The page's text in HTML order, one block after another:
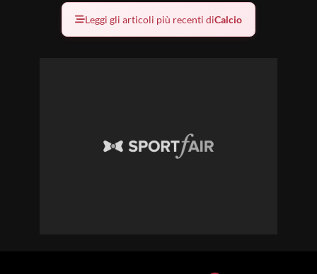
Leggi gli articoli più recenti diCalcio